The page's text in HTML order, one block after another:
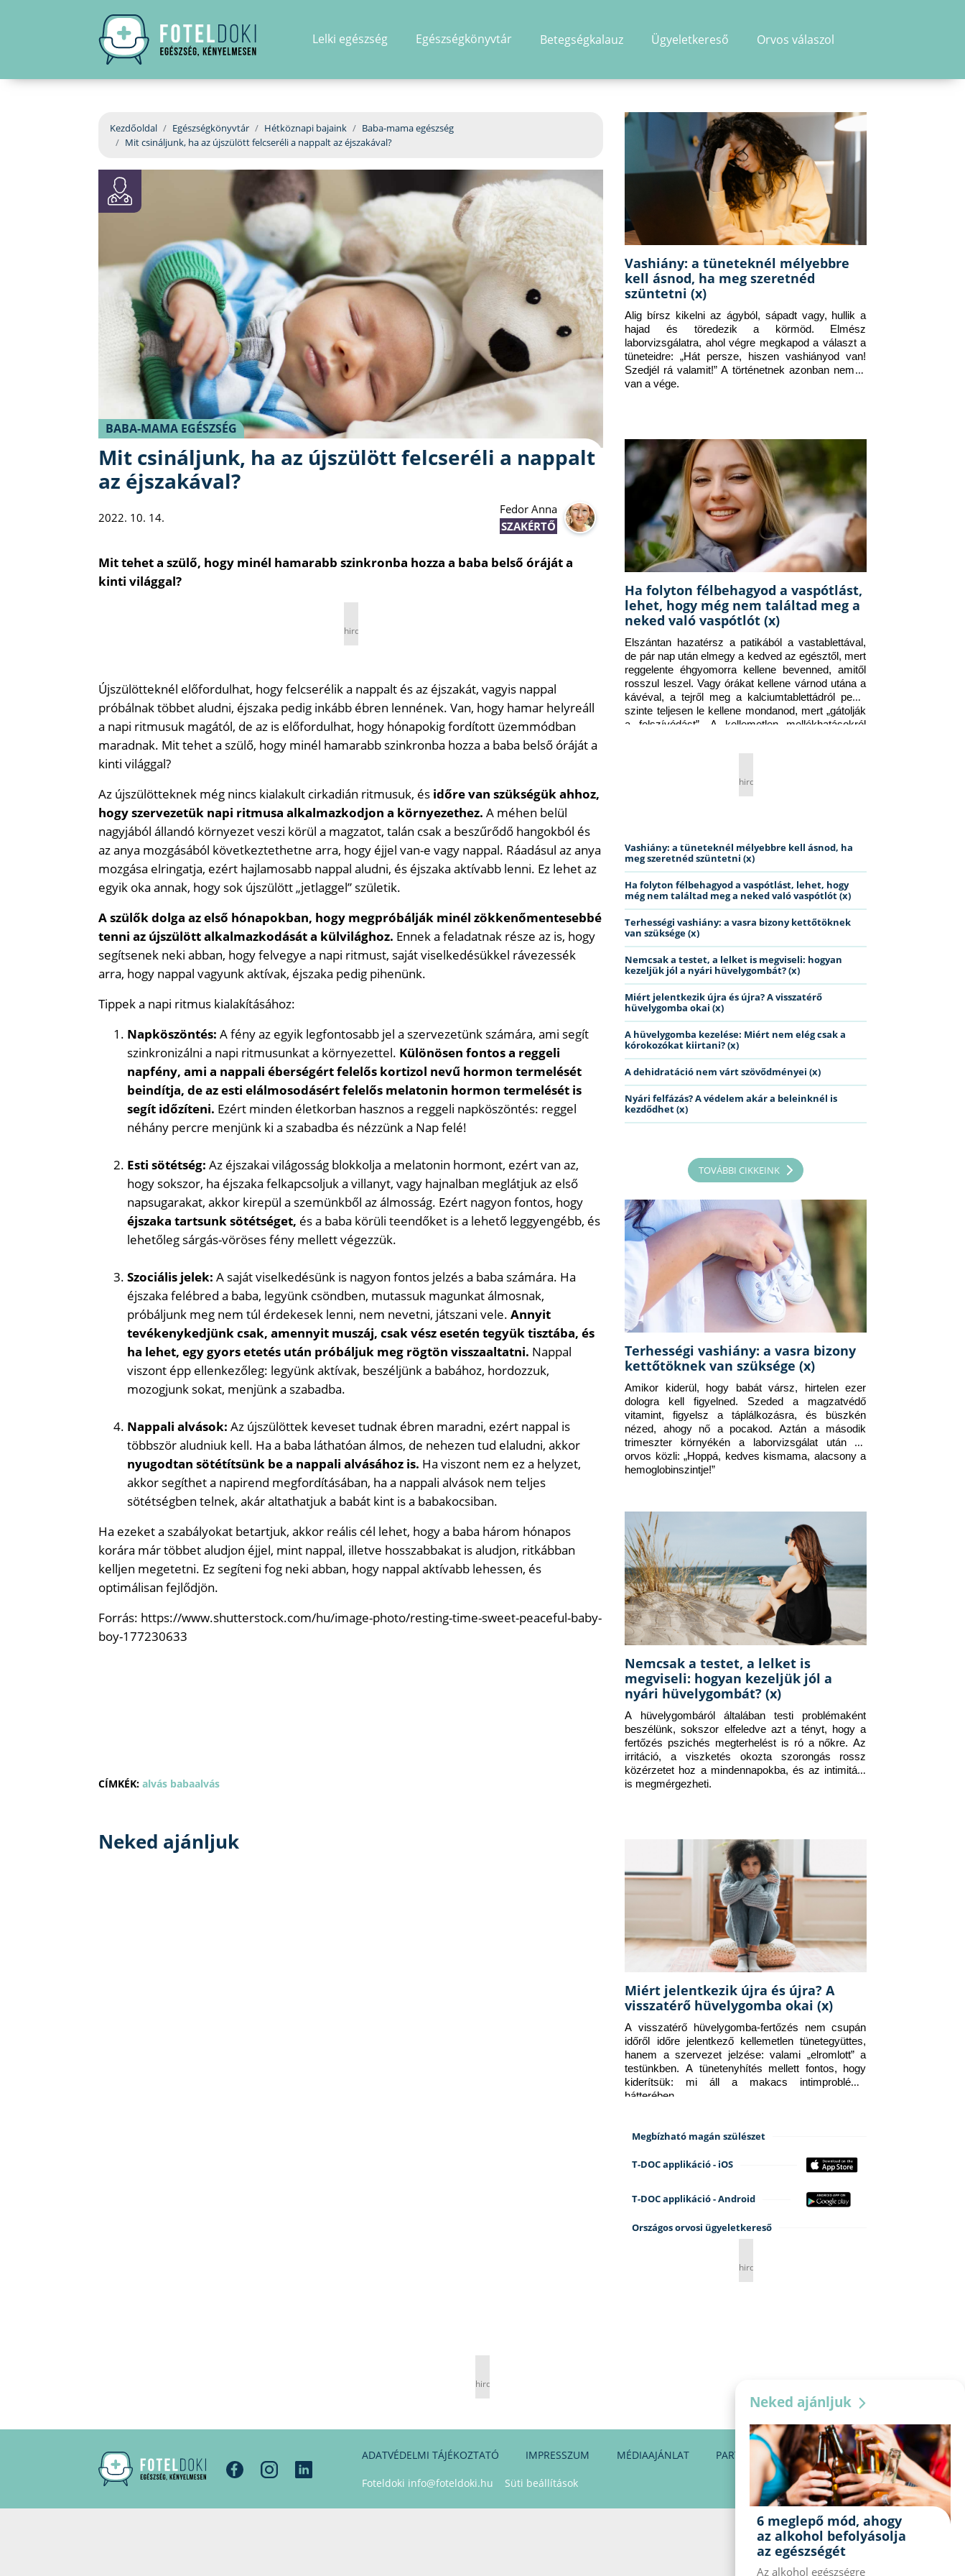
Lelki egészség Egészségkönyvtár Betegségkalauz Ügyeletkereső Orvos válaszol
Kezdőoldal Egészségkönyvtár Hétköznapi bajaink
Baba-mama egészség
Mit csináljunk, ha az újszülött felcseréli a nappalt az éjszakával?
BABA-MAMA EGÉSZSÉG
Mit csináljunk, ha az újszülött felcseréli a nappalt
az éjszakával?
2022. 10. 14.
Fedor Anna
SZAKÉRTŐ
Mit tehet a szülő, hogy minél hamarabb szinkronba hozza a baba belső óráját a
kinti világgal?
hirdetés
Újszülötteknél előfordulhat, hogy felcserélik a nappalt és az éjszakát, vagyis nappal
próbálnak többet aludni, éjszaka pedig inkább ébren lennének. Van, hogy hamar helyreáll
a napi ritmusuk magától, de az is előfordulhat, hogy hónapokig fordított üzemmódban
maradnak. Mit tehet a szülő, hogy minél hamarabb szinkronba hozza a baba belső óráját a
kinti világgal?
Az újszülötteknek még nincs kialakult cirkadián ritmusuk, és időre van szükségük ahhoz,
hogy szervezetük napi ritmusa alkalmazkodjon a környezethez. A méhen belül
nagyjából állandó környezet veszi körül a magzatot, talán csak a beszűrődő hangokból és
az anya mozgásából következtethetne arra, hogy éjjel van-e vagy nappal. Ráadásul az anya
mozgása elringatja, ezért hajlamosabb nappal aludni, és éjszaka aktívabb lenni. Ez lehet az
egyik oka annak, hogy sok újszülött „jetlaggel” születik.
A szülők dolga az első hónapokban, hogy megpróbálják minél zökkenőmentesebbé
tenni az újszülött alkalmazkodását a külvilághoz. Ennek a feladatnak része az is, hogy
segítsenek neki abban, hogy felvegye a napi ritmust, saját viselkedésükkel rávezessék
arra, hogy nappal vagyunk aktívak, éjszaka pedig pihenünk.
Tippek a napi ritmus kialakításához:
Napköszöntés: A fény az egyik legfontosabb jel a szervezetünk számára, ami segít
szinkronizálni a napi ritmusunkat a környezettel. Különösen fontos a reggeli
napfény, ami a nappali éberségért felelős kortizol nevű hormon termelését
beindítja, de az esti elálmosodásért felelős melatonin hormon termelését is
segít időzíteni. Ezért minden életkorban hasznos a reggeli napköszöntés: reggel
néhány percre menjünk ki a szabadba és nézzünk a Nap felé!
Esti sötétség: Az éjszakai világosság blokkolja a melatonin hormont, ezért van az,
hogy sokszor, ha éjszaka felkapcsoljuk a villanyt, vagy hajnalban meglátjuk az első
napsugarakat, akkor kirepül a szemünkből az álmosság. Ezért nagyon fontos, hogy
éjszaka tartsunk sötétséget, és a baba körüli teendőket is a lehető leggyengébb, és
lehetőleg sárgás-vöröses fény mellett végezzük.
Szociális jelek: A saját viselkedésünk is nagyon fontos jelzés a baba számára. Ha
éjszaka felébred a baba, legyünk csöndben, mutassuk magunkat álmosnak,
próbáljunk meg nem túl érdekesek lenni, nem nevetni, játszani vele. Annyit
tevékenykedjünk csak, amennyit muszáj, csak vész esetén tegyük tisztába, és
ha lehet, egy gyors etetés után próbáljuk meg rögtön visszaaltatni. Nappal
viszont épp ellenkezőleg: legyünk aktívak, beszéljünk a babához, hordozzuk,
mozogjunk sokat, menjünk a szabadba.
Nappali alvások: Az újszülöttek keveset tudnak ébren maradni, ezért nappal is
többször aludniuk kell. Ha a baba láthatóan álmos, de nehezen tud elaludni, akkor
nyugodtan sötétítsünk be a nappali alvásához is. Ha viszont nem ez a helyzet,
akkor segíthet a napirend megfordításában, ha a nappali alvások nem teljes
sötétségben telnek, akár altathatjuk a babát kint is a babakocsiban.
Ha ezeket a szabályokat betartjuk, akkor reális cél lehet, hogy a baba három hónapos
korára már többet aludjon éjjel, mint nappal, illetve hosszabbakat is aludjon, ritkábban
kelljen megetetni. Ez segíteni fog neki abban, hogy nappal aktívabb lehessen, és
optimálisan fejlődjön.
Forrás: https://www.shutterstock.com/hu/image-photo/resting-time-sweet-peaceful-baby-
boy-177230633
CÍMKÉK: alvás babaalvás
Neked ajánljuk
Vashiány: a tüneteknél mélyebbre
kell ásnod, ha meg szeretnéd
szüntetni (x)
Alig bírsz kikelni az ágyból, sápadt vagy, hullik a
hajad és töredezik a körmöd. Elmész
laborvizsgálatra, ahol végre megkapod a választ a
tüneteidre: „Hát persze, hiszen vashiányod van!
Szedjél rá valamit!” A történetnek azonban nem itt
van a vége.
Ha folyton félbehagyod a vaspótlást,
lehet, hogy még nem találtad meg a
neked való vaspótlót (x)
Elszántan hazatérsz a patikából a vastablettával,
de pár nap után elmegy a kedved az egésztől, mert
reggelente éhgyomorra kellene bevenned, amitől
rosszul leszel. Vagy órákat kellene várnod utána a
kávéval, a tejről meg a kalciumtablettádról pedig
szinte teljesen le kellene mondanod, mert „gátolják
a felszívódást”. A kellemetlen mellékhatásokról
hirdetés
Vashiány: a tüneteknél mélyebbre kell ásnod, ha
meg szeretnéd szüntetni (x)
Ha folyton félbehagyod a vaspótlást, lehet, hogy
még nem találtad meg a neked való vaspótlót (x)
Terhességi vashiány: a vasra bizony kettőtöknek
van szüksége (x)
Nemcsak a testet, a lelket is megviseli: hogyan
kezeljük jól a nyári hüvelygombát? (x)
Miért jelentkezik újra és újra? A visszatérő
hüvelygomba okai (x)
A hüvelygomba kezelése: Miért nem elég csak a
kórokozókat kiirtani? (x)
A dehidratáció nem várt szövődményei (x)
Nyári felfázás? A védelem akár a beleinknél is
kezdődhet (x)
TOVÁBBI CIKKEINK
Terhességi vashiány: a vasra bizony
kettőtöknek van szüksége (x)
Amikor kiderül, hogy babát vársz, hirtelen ezer
dologra kell figyelned. Szeded a magzatvédő
vitamint, figyelsz a táplálkozásra, és büszkén
nézed, ahogy nő a pocakod. Aztán a második
trimeszter környékén a laborvizsgálat után az
orvos közli: „Hoppá, kedves kismama, alacsony a
hemoglobinszintje!”
Nemcsak a testet, a lelket is
megviseli: hogyan kezeljük jól a
nyári hüvelygombát? (x)
A hüvelygombáról általában testi problémaként
beszélünk, sokszor elfeledve azt a tényt, hogy a
fertőzés pszichés megterhelést is ró a nőkre. Az
irritáció, a viszketés okozta szorongás rossz
közérzetet hoz a mindennapokba, és az intimitást
is megmérgezheti.
Miért jelentkezik újra és újra? A
visszatérő hüvelygomba okai (x)
A visszatérő hüvelygomba-fertőzés nem csupán
időről időre jelentkező kellemetlen tünetegyüttes,
hanem a szervezet jelzése: valami „elromlott” a
testünkben. A tünetenyhítés mellett fontos, hogy
kiderítsük: mi áll a makacs intimprobléma
hátterében.
Megbízható magán szülészet
T-DOC applikáció - iOS
T-DOC applikáció - Android
Országos orvosi ügyeletkereső
hirdetés
hirdetés
ADATVÉDELMI TÁJÉKOZTATÓ IMPRESSZUM MÉDIAAJÁNLAT PARTNEREINK KAPCSOLAT
Foteldoki info@foteldoki.hu Süti beállítások
Neked ajánljuk
6 meglepő mód, ahogy
az alkohol befolyásolja
az egészségét
Az alkohol egészségre